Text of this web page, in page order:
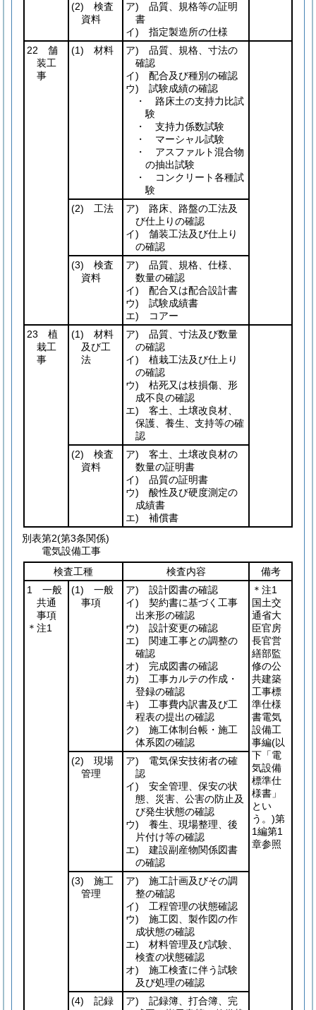
(2) 検査
資料
ア) 品質、規格等の証明
書
イ) 指定製造所の仕様
22 舗
装工
事
(1) 材料
ア) 品質、規格、寸法の
確認
イ) 配合及び種別の確認
ウ) 試験成績の確認
・ 路床土の支持力比試
験
・ 支持力係数試験
・ マーシャル試験
・ アスファルト混合物
の抽出試験
・ コンクリート各種試
験
(2) 工法
ア) 路床、路盤の工法及
び仕上りの確認
イ) 舗装工法及び仕上り
の確認
(3) 検査
資料
ア) 品質、規格、仕様、
数量の確認
イ) 配合又は配合設計書
ウ) 試験成績書
エ) コアー
23 植
栽工
事
(1) 材料
及び工
法
ア) 品質、寸法及び数量
の確認
イ) 植栽工法及び仕上り
の確認
ウ) 枯死又は枝損傷、形
成不良の確認
エ) 客土、土壌改良材、
保護、養生、支持等の確
認
(2) 検査
資料
ア) 客土、土壌改良材の
数量の証明書
イ) 品質の証明書
ウ) 酸性及び硬度測定の
成績書
エ) 補償書
別表第2(第3条関係)
電気設備工事
検査工種
検査内容
備考
1 一般
共通
事項
＊注1
(1) 一般
事項
ア) 設計図書の確認
イ) 契約書に基づく工事
出来形の確認
ウ) 設計変更の確認
エ) 関連工事との調整の
確認
オ) 完成図書の確認
カ) 工事カルテの作成・
登録の確認
キ) 工事費内訳書及び工
程表の提出の確認
ク) 施工体制台帳・施工
体系図の確認
＊注1
国土交
通省大
臣官房
長官営
繕部監
修の公
共建築
工事標
準仕様
書電気
設備工
事編(以
下「電
気設備
標準仕
様書」
とい
う。)第
1編第1
章参照
(2) 現場
管理
ア) 電気保安技術者の確
認
イ) 安全管理、保安の状
態、災害、公害の防止及
び発生状態の確認
ウ) 養生、現場整理、後
片付け等の確認
エ) 建設副産物関係図書
の確認
(3) 施工
管理
ア) 施工計画及びその調
整の確認
イ) 工程管理の状態確認
ウ) 施工図、製作図の作
成状態の確認
エ) 材料管理及び試験、
検査の状態確認
オ) 施工検査に伴う試験
及び処理の確認
(4) 記録
ア) 記録簿、打合簿、完